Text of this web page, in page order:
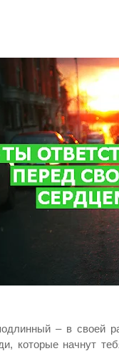
– в своей
которые начнут